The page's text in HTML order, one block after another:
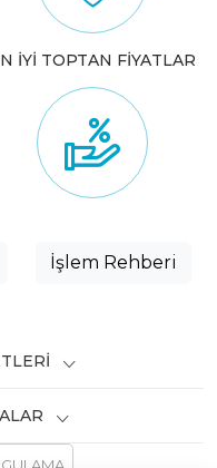
İYİ TOPTAN FİYATLAR
İşlem Rehberi